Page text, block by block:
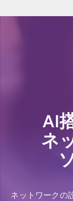
AI
ネ
ネットワークの